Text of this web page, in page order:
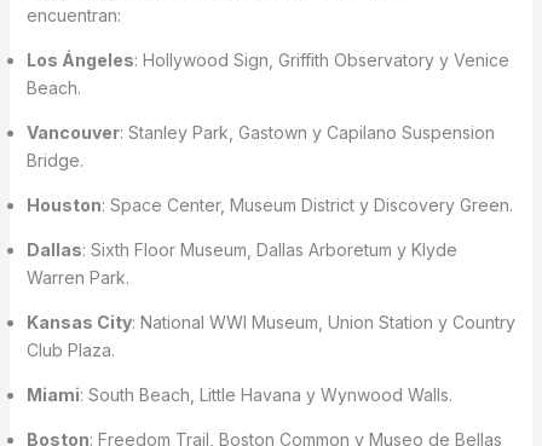
encuentran:
Los Ángeles: Hollywood Sign, Griffith Observatory y Venice
Beach.
Vancouver: Stanley Park, Gastown y Capilano Suspension
Bridge.
Houston: Space Center, Museum District y Discovery Green.
Dallas: Sixth Floor Museum, Dallas Arboretum y Klyde
Warren Park.
Kansas City: National WWI Museum, Union Station y Country
Club Plaza.
Miami: South Beach, Little Havana y Wynwood Walls.
Boston: Freedom Trail, Boston Common y Museo de Bellas